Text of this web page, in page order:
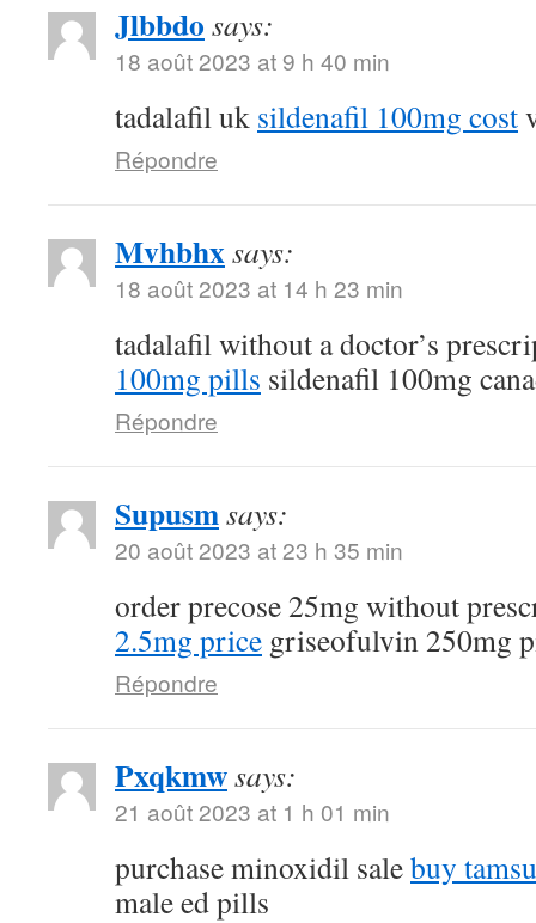
Jlbbdo says:
18 août 2023 at 9 h 40 min
tadalafil uk sildenafil 100mg cost
Répondre
Mvhbhxsays:
18 août 2023 at 14 h 23 min
tadalafil without a doctor’s
100mg pills sildenafil 100mg
Répondre
Supusmsays:
20 août 2023 at 23 h 35 min
order precose 25mg without
2.5mg price griseofulvin 250mg
Répondre
Pxqkmwsays:
21 août 2023 at 1 h 01 min
purchase minoxidil salebuy
male ed pills